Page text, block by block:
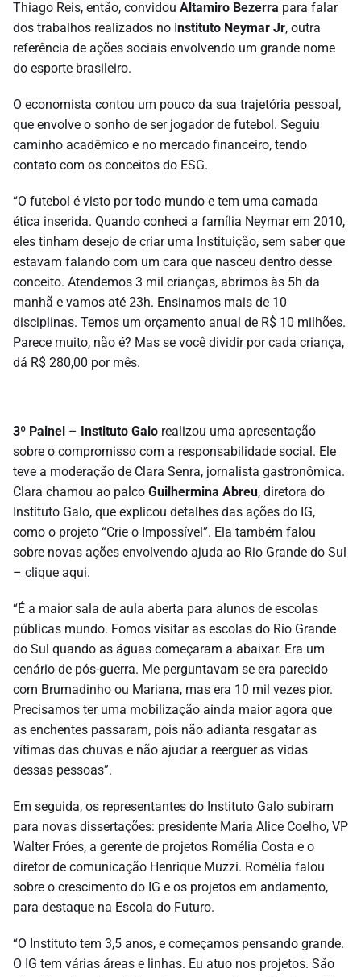
Thiago Reis, então, convidou Altamiro Bezerra para falar
dos trabalhos realizados no I nstituto Neymar Jr, outra
referência de ações sociais envolvendo um grande nome
do esporte brasileiro.
O economista contou um pouco da sua trajetória pessoal,
que envolve o sonho de ser jogador de futebol. Seguiu
caminho acadêmico e no mercado financeiro, tendo
contato com os conceitos do ESG.
“O futebol é visto por todo mundo e tem uma camada
ética inserida. Quando conheci a família Neymar em 2010,
eles tinham desejo de criar uma Instituição, sem saber que
estavam falando com um cara que nasceu dentro desse
conceito. Atendemos 3 mil crianças, abrimos às 5h da
manhã e vamos até 23h. Ensinamos mais de 10
disciplinas. Temos um orçamento anual de R$ 10 milhões.
Parece muito, não é? Mas se você dividir por cada criança,
dá R$ 280,00 por mês.
3º Painel – Instituto Galo realizou uma apresentação
sobre o compromisso com a responsabilidade social. Ele
teve a moderação de Clara Senra, jornalista gastronômica.
Clara chamou ao palco Guilhermina Abreu, diretora do
Instituto Galo, que explicou detalhes das ações do IG,
como o projeto “Crie o Impossível”. Ela também falou
sobre novas ações envolvendo ajuda ao Rio Grande do Sul
– clique aqui.
“É a maior sala de aula aberta para alunos de escolas
públicas mundo. Fomos visitar as escolas do Rio Grande
do Sul quando as águas começaram a abaixar. Era um
cenário de pós-guerra. Me perguntavam se era parecido
com Brumadinho ou Mariana, mas era 10 mil vezes pior.
Precisamos ter uma mobilização ainda maior agora que
as enchentes passaram, pois não adianta resgatar as
vítimas das chuvas e não ajudar a reerguer as vidas
dessas pessoas”.
Em seguida, os representantes do Instituto Galo subiram
para novas dissertações: presidente Maria Alice Coelho, VP
Walter Fróes, a gerente de projetos Romélia Costa e o
diretor de comunicação Henrique Muzzi. Romélia falou
sobre o crescimento do IG e os projetos em andamento,
para destaque na Escola do Futuro.
“O Instituto tem 3,5 anos, e começamos pensando grande.
O IG tem várias áreas e linhas. Eu atuo nos projetos. São